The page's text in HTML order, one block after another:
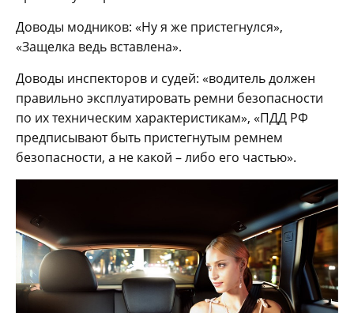
Доводы модников: «Ну я же пристегнулся»,
«Защелка ведь вставлена».
Доводы инспекторов и судей: «водитель должен
правильно эксплуатировать ремни безопасности
по их техническим характеристикам», «ПДД РФ
предписывают быть пристегнутым ремнем
безопасности, а не какой – либо его частью».